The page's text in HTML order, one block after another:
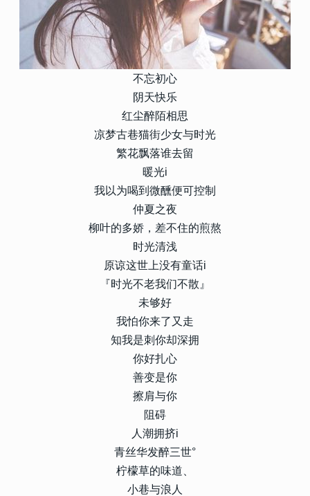
不忘初心
阴天快乐
红尘醉陌相思
凉梦古巷猫街少女与时光
繁花飘落谁去留
暖光i
我以为喝到微醺便可控制
仲夏之夜
柳叶的多娇，差不住的煎熬
时光清浅
原谅这世上没有童话i
『时光不老我们不散』
未够好
我怕你来了又走
知我是刺你却深拥
你好扎心
善变是你
擦肩与你
阻碍
人潮拥挤i
青丝华发醉三世°
柠檬草的味道、
小巷与浪人